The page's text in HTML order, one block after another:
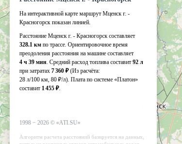
На интерактивной карте маршрут Мценск г. -
Красногорск показан линией.
Расстояние Мценск г. - Красногорск составляет
328.1 км по трассе. Ориентировочное время
преодоления расстояния на машине составляет
4 ч 39 мин. Средний расход топлива составит 92 л
при затратах 7 360 ₽ (Из расчёта:
28 л/100 км, 80 ₽/л). Плата по системе «Платон»
составит 1 455 ₽.
1998 − 2026 © «ATI.SU»
Алгоритм расчета расстояний базируется на данных,